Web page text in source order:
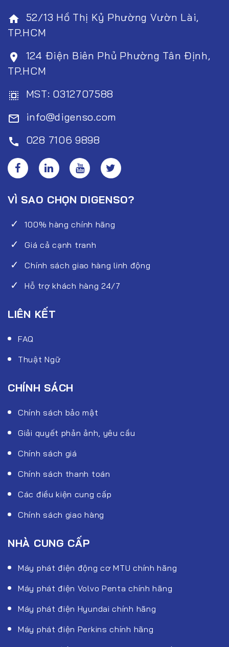
home 52/13 Hồ Thị Kỷ Phường Vườn Lài,
TP.HCM
room
124 Điện Biên Phủ Phường Tân Định,
TP.HCM
select_all MST: 0312707588
mail_outline info@digenso.com
call 028 7106 9898
VÌ SAO CHỌN DIGENSO?
100% hàng chính hãng
Giá cả cạnh tranh
Chính sách giao hàng linh động
Hỗ trợ khách hàng 24/7
LIÊN KẾT
FAQ
Thuật Ngữ
CHÍNH SÁCH
Chính sách bảo mật
Giải quyết phản ảnh, yêu cầu
Chính sách giá
Chính sách thanh toán
Các điều kiện cung cấp
Chính sách giao hàng
NHÀ CUNG CẤP
Máy phát điện động cơ MTU chính hãng
Máy phát điện Volvo Penta chính hãng
Máy phát điện Hyundai chính hãng
Máy phát điện Perkins chính hãng